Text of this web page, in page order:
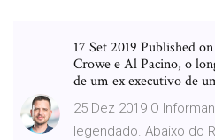
17 Set 2019 Published
Crowe e Al Pacino, o
de um ex executivo de
25 Dez 2019 O
legendado. Abaixo do